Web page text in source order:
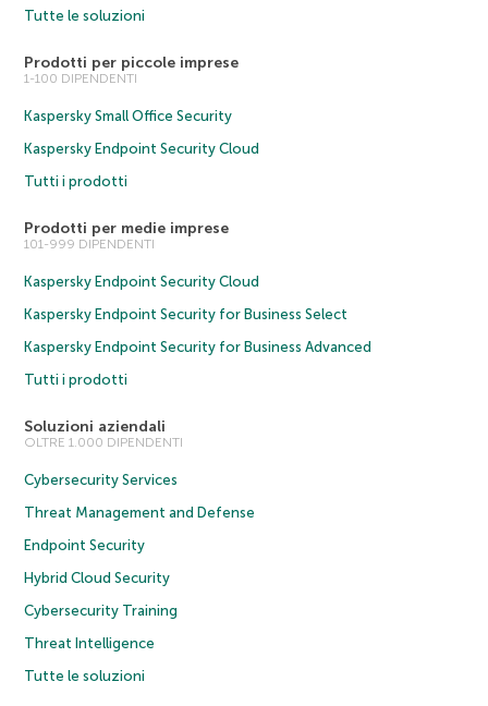
Tutte le soluzioni
Prodotti per piccole imprese
1-100 DIPENDENTI
Kaspersky Small Office Security
Kaspersky Endpoint Security Cloud
Tutti i prodotti
Prodotti per medie imprese
101-999 DIPENDENTI
Kaspersky Endpoint Security Cloud
Kaspersky Endpoint Security for Business Select
Kaspersky Endpoint Security for Business Advanced
Tutti i prodotti
Soluzioni aziendali
OLTRE 1.000 DIPENDENTI
Cybersecurity Services
Threat Management and Defense
Endpoint Security
Hybrid Cloud Security
Cybersecurity Training
Threat Intelligence
Tutte le soluzioni